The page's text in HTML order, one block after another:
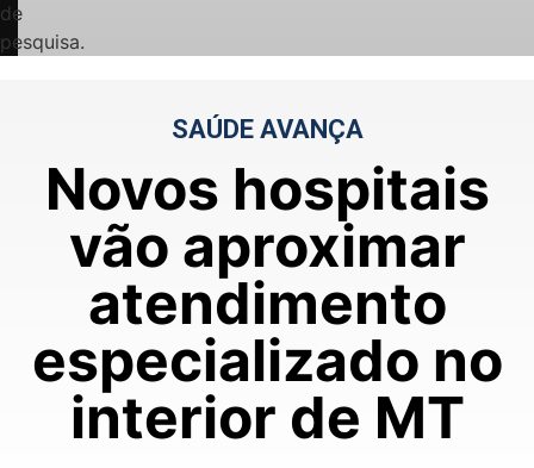
de
pesquisa.
SAÚDE AVANÇA
Novos hospitais
vão aproximar
atendimento
especializado no
interior de MT